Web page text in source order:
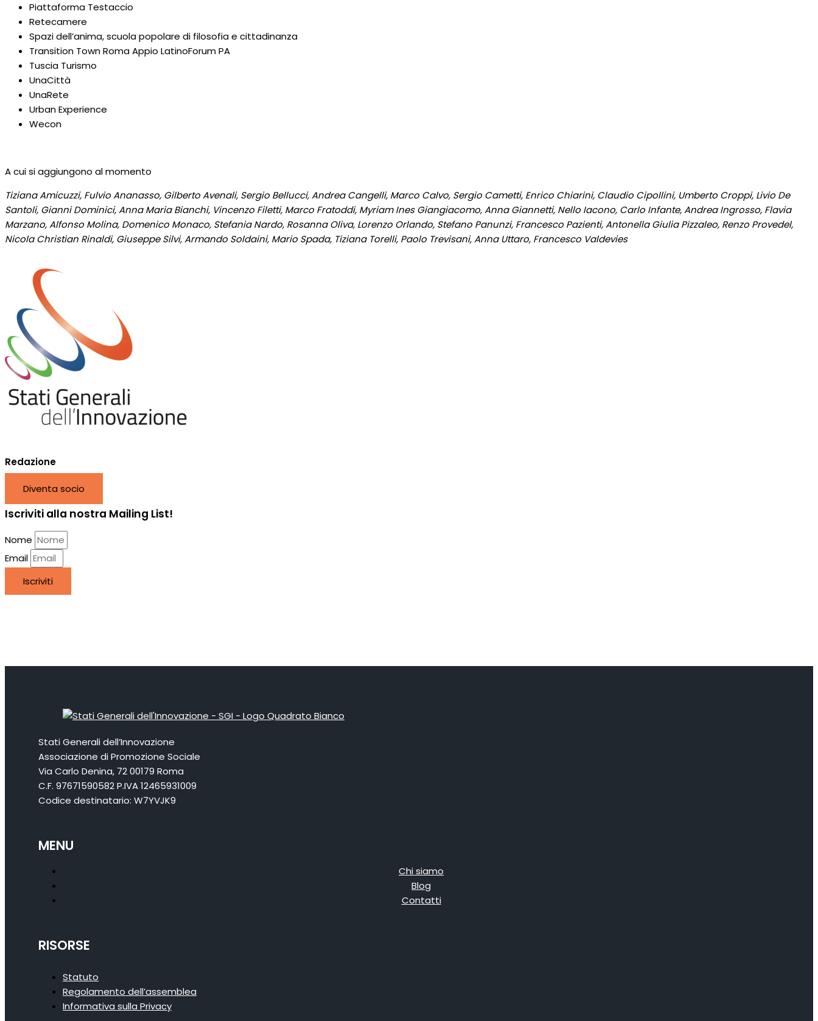
Piattaforma Testaccio
Retecamere
Spazi dell’anima, scuola popolare di filosofia e cittadinanza
Transition Town Roma Appio LatinoForum PA
Tuscia Turismo
UnaCittà
UnaRete
Urban Experience
Wecon
A cui si aggiungono al momento
Tiziana Amicuzzi, Fulvio Ananasso, Gilberto Avenali, Sergio Bellucci, Andrea Cangelli, Marco Calvo, Sergio Cametti, Enrico Chiarini, Claudio Cipollini, Umberto Croppi, Livio De
Santoli, Gianni Dominici, Anna Maria Bianchi, Vincenzo Filetti, Marco Fratoddi, Myriam Ines Giangiacomo, Anna Giannetti, Nello Iacono, Carlo Infante, Andrea Ingrosso, Flavia
Marzano, Alfonso Molina, Domenico Monaco, Stefania Nardo, Rosanna Oliva, Lorenzo Orlando, Stefano Panunzi, Francesco Pazienti, Antonella Giulia Pizzaleo, Renzo Provedel,
Nicola Christian Rinaldi, Giuseppe Silvi, Armando Soldaini, Mario Spada, Tiziana Torelli, Paolo Trevisani, Anna Uttaro, Francesco Valdevies
Redazione
Diventa socio
Iscriviti alla nostra Mailing List!
Nome
Email
Iscriviti
Stati Generali dell’Innovazione
Associazione di Promozione Sociale
Via Carlo Denina, 72 00179 Roma
C.F. 97671590582 P.IVA 12465931009
Codice destinatario: W7YVJK9
MENU
Chi siamo
Blog
Contatti
RISORSE
Statuto
Regolamento dell’assemblea
Informativa sulla Privacy